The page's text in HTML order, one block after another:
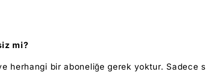
mi?
herhangi bir aboneliğe gerek yoktur. Sadece